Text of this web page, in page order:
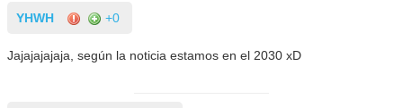
YHWH +0
Jajajajajaja, según la noticia estamos en el 2030 xD